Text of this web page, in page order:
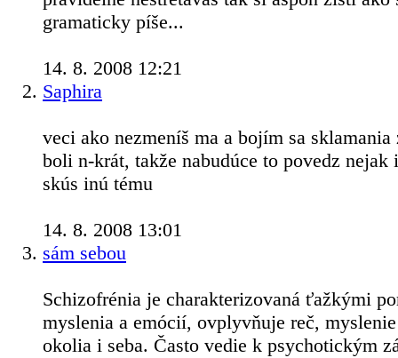
gramaticky píše...
14. 8. 2008 12:21
Saphira
veci ako nezmeníš ma a bojím sa
boli n-krát, takže nabudúce to povedz nejak
skús inú tému
14. 8. 2008 13:01
sám sebou
Schizofrénia je charakterizovaná ťažkými
myslenia a emócií, ovplyvňuje reč,
okolia i seba. Často vedie k psychotickým